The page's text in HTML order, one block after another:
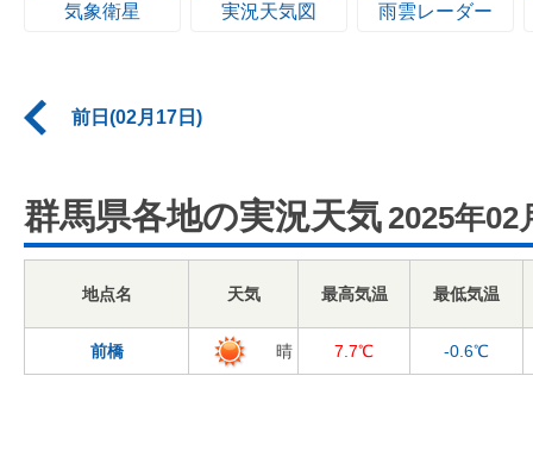
気象衛星 実況天気図 雨雲レーダー
前日(02月17日)
群馬県各地の実況天気 2025年02
地点名 天気 最高気温 最低気温
前橋 晴 7.7℃ -0.6℃